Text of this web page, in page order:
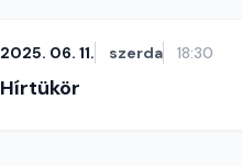
2025. 06. 11. szerda 18:30
Hírtükör